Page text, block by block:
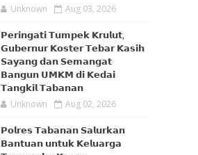
Unknown Aug 03, 2026
𝗣𝗲𝗿𝗶𝗻𝗴𝗮𝘁𝗶 𝗧𝘂𝗺𝗽𝗲𝗸 𝗞𝗿𝘂𝗹𝘂𝘁,
𝗚𝘂𝗯𝗲𝗿𝗻𝘂𝗿 𝗞𝗼𝘀𝘁𝗲𝗿 𝗧𝗲𝗯𝗮𝗿 𝗞𝗮𝘀𝗶𝗵
𝗦𝗮𝘆𝗮𝗻𝗴 𝗱𝗮𝗻 𝗦𝗲𝗺𝗮𝗻𝗴𝗮𝘁
𝗕𝗮𝗻𝗴𝘂𝗻 𝗨𝗠𝗞𝗠 𝗱𝗶 𝗞𝗲𝗱𝗮𝗶
𝗧𝗮𝗻𝗴𝗸𝗶𝗹 𝗧𝗮𝗯𝗮𝗻𝗮𝗻
Unknown Aug 02, 2026
𝗣𝗼𝗹𝗿𝗲𝘀 𝗧𝗮𝗯𝗮𝗻𝗮𝗻 𝗦𝗮𝗹𝘂𝗿𝗸𝗮𝗻
𝗕𝗮𝗻𝘁𝘂𝗮𝗻 𝘂𝗻𝘁𝘂𝗸 𝗞𝗲𝗹𝘂𝗮𝗿𝗴𝗮